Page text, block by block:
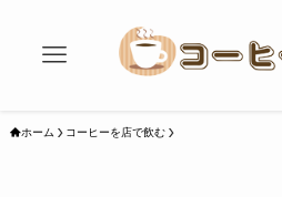
ホーム コーヒーを店で飲む